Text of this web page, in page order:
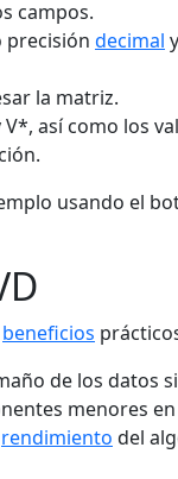
campos.
precisión decimal
la matriz.
así como los
usando el
beneficios
de los datos
menores
rendimiento del